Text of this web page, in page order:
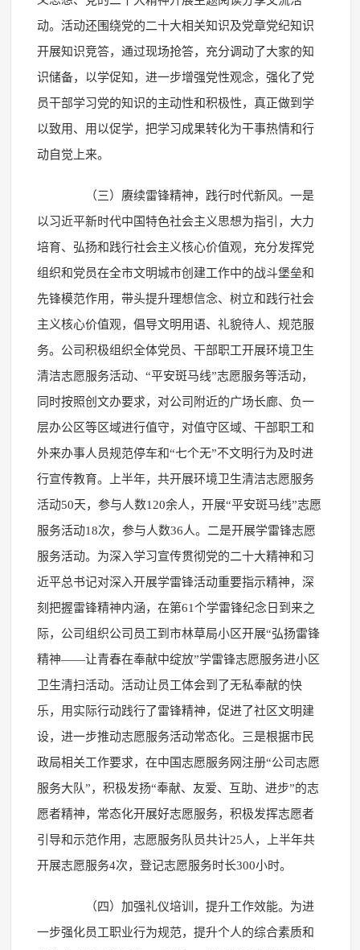
动。活动还围绕党的二十大相关知识及党章党纪知识
开展知识竞答，通过现场抢答，充分调动了大家的知
识储备，以学促知，进一步增强党性观念，强化了党
员干部学习党的知识的主动性和积极性，真正做到学
以致用、用以促学，把学习成果转化为干事热情和行
动自觉上来。
（三）赓续雷锋精神，践行时代新风。一是
以习近平新时代中国特色社会主义思想为指引，大力
培育、弘扬和践行社会主义核心价值观，充分发挥党
组织和党员在全市文明城市创建工作中的战斗堡垒和
先锋模范作用，带头提升理想信念、树立和践行社会
主义核心价值观，倡导文明用语、礼貌待人、规范服
务。公司积极组织全体党员、干部职工开展环境卫生
清洁志愿服务活动、“平安斑马线”志愿服务等活动，
同时按照创文办要求，对公司附近的广场长廊、负一
层办公区等区域进行值守，对值守区域、干部职工和
外来办事人员规范停车和“七个无”不文明行为及时进
行宣传教育。上半年，共开展环境卫生清洁志愿服务
活动50天，参与人数120余人，开展“平安斑马线”志愿
服务活动18次，参与人数36人。二是开展学雷锋志愿
服务活动。为深入学习宣传贯彻党的二十大精神和习
近平总书记对深入开展学雷锋活动重要指示精神，深
刻把握雷锋精神内涵，在第61个学雷锋纪念日到来之
际，公司组织公司员工到市林草局小区开展“弘扬雷锋
精神——让青春在奉献中绽放”学雷锋志愿服务进小区
卫生清扫活动。活动让员工体会到了无私奉献的快
乐，用实际行动践行了雷锋精神，促进了社区文明建
设，进一步推动志愿服务活动常态化。三是根据市民
政局相关工作要求，在中国志愿服务网注册“公司志愿
服务大队”，积极发扬“奉献、友爱、互助、进步”的志
愿者精神，常态化开展好志愿服务，积极发挥志愿者
引导和示范作用，志愿服务队员共计25人，上半年共
开展志愿服务4次，登记志愿服务时长300小时。
（四）加强礼仪培训，提升工作效能。为进
一步强化员工职业行为规范，提升个人的综合素质和